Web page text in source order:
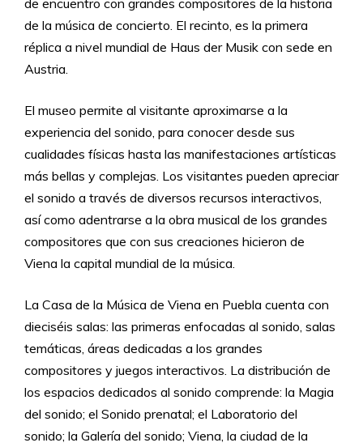
de encuentro con grandes compositores de la historia
de la música de concierto. El recinto, es la primera
réplica a nivel mundial de Haus der Musik con sede en
Austria.
El museo permite al visitante aproximarse a la
experiencia del sonido, para conocer desde sus
cualidades físicas hasta las manifestaciones artísticas
más bellas y complejas. Los visitantes pueden apreciar
el sonido a través de diversos recursos interactivos,
así como adentrarse a la obra musical de los grandes
compositores que con sus creaciones hicieron de
Viena la capital mundial de la música.
La Casa de la Música de Viena en Puebla cuenta con
dieciséis salas: las primeras enfocadas al sonido, salas
temáticas, áreas dedicadas a los grandes
compositores y juegos interactivos. La distribución de
los espacios dedicados al sonido comprende: la Magia
del sonido; el Sonido prenatal; el Laboratorio del
sonido; la Galería del sonido; Viena, la ciudad de la